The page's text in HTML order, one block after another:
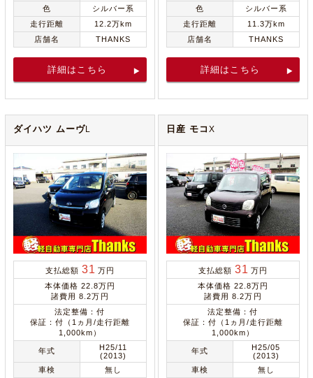
色
シルバー系
走行距離
12.2万km
店舗名
THANKS
詳細はこちら
色
シルバー系
走行距離
11.3万km
店舗名
THANKS
詳細はこちら
ダイハツ ムーヴ
支払総額 31 万円
本体価格 22.8万円
諸費用 8.2万円
法定整備：付
保証：付（1ヵ月/走行距離
1,000km）
年式
H25/11
(2013)
車検
無し
日産 モコX
支払総額 31 万円
本体価格 22.8万円
諸費用 8.2万円
法定整備：付
保証：付（1ヵ月/走行距離
1,000km）
年式
H25/05
(2013)
車検
無し